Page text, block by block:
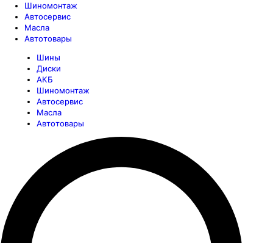
Шиномонтаж
Автосервис
Масла
Автотовары
Шины
Диски
АКБ
Шиномонтаж
Автосервис
Масла
Автотовары